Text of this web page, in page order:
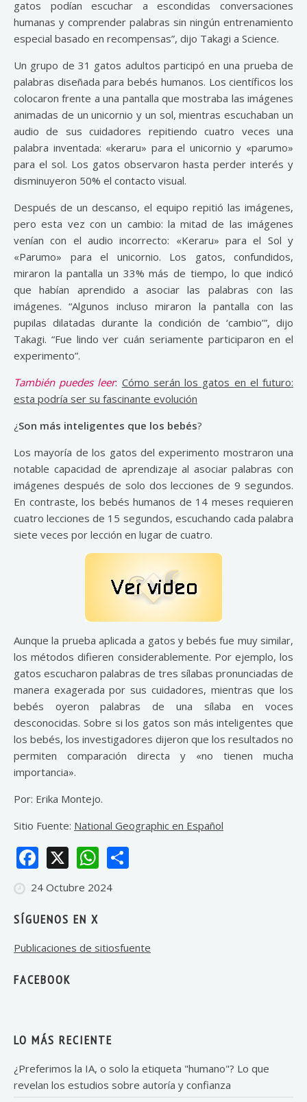
gatos podían escuchar a escondidas conversaciones
humanas y comprender palabras sin ningún entrenamiento
especial basado en recompensas”, dijo Takagi a Science.
Un grupo de 31 gatos adultos participó en una prueba de
palabras diseñada para bebés humanos. Los científicos los
colocaron frente a una pantalla que mostraba las imágenes
animadas de un unicornio y un sol, mientras escuchaban un
audio de sus cuidadores repitiendo cuatro veces una
palabra inventada: «keraru» para el unicornio y «parumo»
para el sol. Los gatos observaron hasta perder interés y
disminuyeron 50% el contacto visual.
Después de un descanso, el equipo repitió las imágenes,
pero esta vez con un cambio: la mitad de las imágenes
venían con el audio incorrecto: «Keraru» para el Sol y
«Parumo» para el unicornio. Los gatos, confundidos,
miraron la pantalla un 33% más de tiempo, lo que indicó
que habían aprendido a asociar las palabras con las
imágenes. “Algunos incluso miraron la pantalla con las
pupilas dilatadas durante la condición de ‘cambio’”, dijo
Takagi. “Fue lindo ver cuán seriamente participaron en el
experimento”.
También puedes leer: Cómo serán los gatos en el futuro:
esta podría ser su fascinante evolución
¿Son más inteligentes que los bebés?
Los mayoría de los gatos del experimento mostraron una
notable capacidad de aprendizaje al asociar palabras con
imágenes después de solo dos lecciones de 9 segundos.
En contraste, los bebés humanos de 14 meses requieren
cuatro lecciones de 15 segundos, escuchando cada palabra
siete veces por lección en lugar de cuatro.
Aunque la prueba aplicada a gatos y bebés fue muy similar,
los métodos difieren considerablemente. Por ejemplo, los
gatos escucharon palabras de tres sílabas pronunciadas de
manera exagerada por sus cuidadores, mientras que los
bebés oyeron palabras de una sílaba en voces
desconocidas. Sobre si los gatos son más inteligentes que
los bebés, los investigadores dijeron que los resultados no
permiten comparación directa y «no tienen mucha
importancia».
Por: Erika Montejo.
Sitio Fuente: National Geographic en Español
Facebook
X WhatsApp
24 Octubre 2024
SÍGUENOS EN X
Publicaciones de sitiosfuente
FACEBOOK
LO MÁS RECIENTE
¿Preferimos la IA, o solo la etiqueta "humano"? Lo que
revelan los estudios sobre autoría y confianza